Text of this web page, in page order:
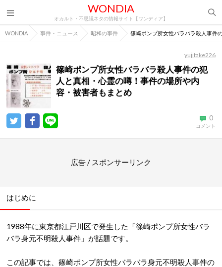
WONDIA
オカルト・不思議ネタの情報サイト【ワンディア】
WONDIA 事件・ニュース 昭和の事件 篠崎ポンプ所女性バラバラ殺人事件
yujitake226
篠崎ポンプ所女性バラバラ殺人事件の犯
人と真相・心霊の噂！事件の場所や内
容・被害者もまとめ
0
コメント
広告 / スポンサーリンク
はじめに
1988年に東京都江戸川区で発生した「篠崎ポンプ所女性バラ
バラ身元不明殺人事件 」が話題です。
この記事では、篠崎ポンプ所女性バラバラ身元不明殺人事件の